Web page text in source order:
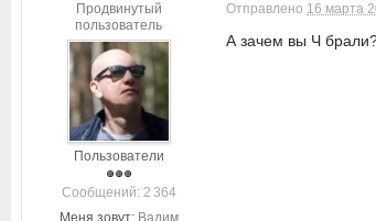
Продвинутый
пользователь
Пользователи
Cообщений: 2 364
Меня зовут: Вадим
Отправлено 16 марта
А зачем вы Ч